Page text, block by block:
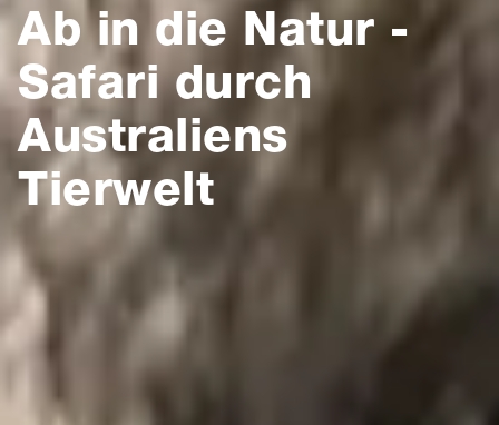
Ab in die Natur -
Safari durch
Australiens
Tierwelt